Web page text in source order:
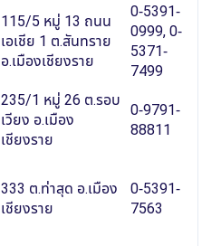
115/5 หมู่ 13 ถนน
เอเชีย 1 ต.สันทราย
อ.เมืองเชียงราย
0-5391-
0999, 0-
5371-
7499
235/1 หมู่ 26 ต.รอบ
เวียง อ.เมือง
เชียงราย
0-9791-
88811
333 ต.ท่าสุด อ.เมือง
เชียงราย
0-5391-
7563